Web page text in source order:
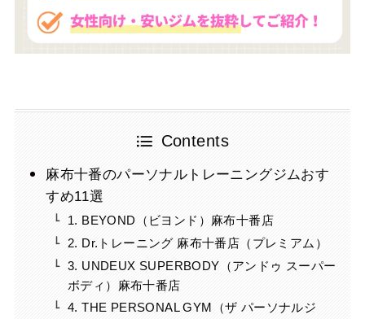
Contents
麻布十番のパーソナルトレーニングジムおす
すめ11選
1. BEYOND（ビヨンド）麻布十番店
2. Dr.トレーニング 麻布十番店（プレミアム）
3. UNDEUX SUPERBODY（アンドゥ スーパー
ボディ）麻布十番店
4. THE PERSONAL GYM（ザ パーソナルジ